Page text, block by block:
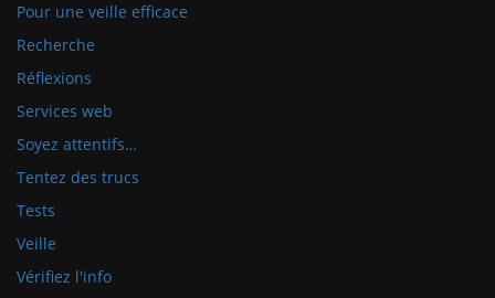
Pour une veille efficace
Recherche
Réflexions
Services web
Soyez attentifs…
Tentez des trucs
Tests
Veille
Vérifiez l'info